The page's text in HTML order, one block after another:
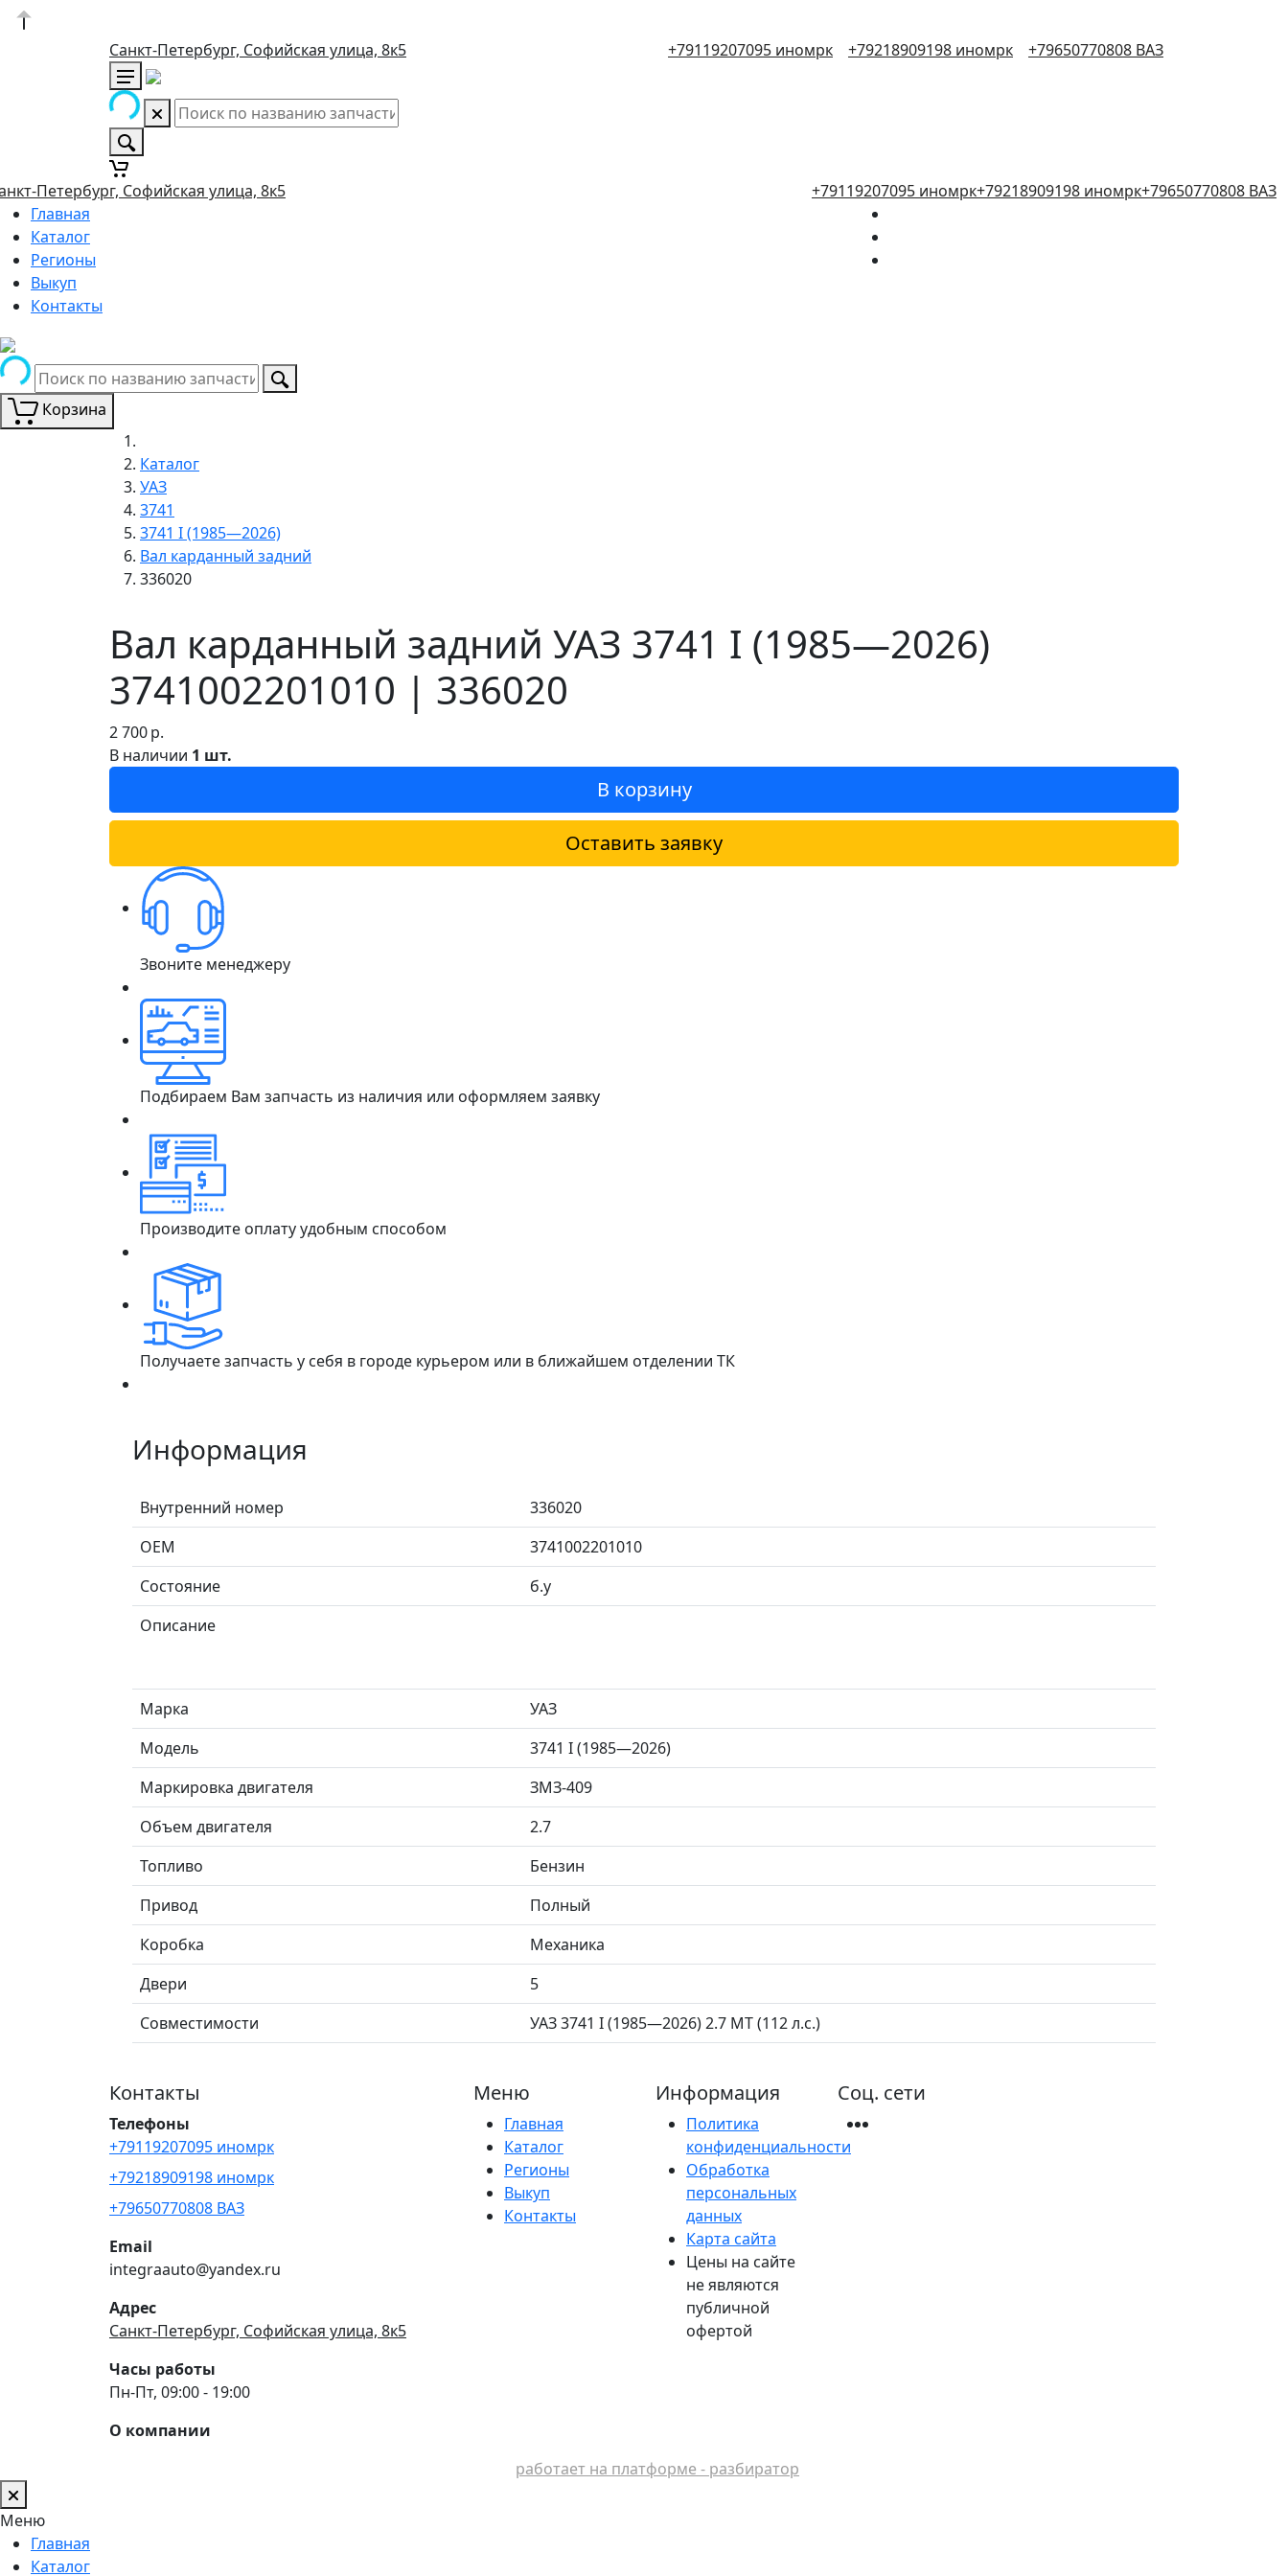
Санкт-Петербург, Софийская улица, 8к5 +79119207095 иномрк +79218909198 иномрк +79650770808 ВАЗ
Петербург, Софийская улица, 8к5 +79119207095 иномрк+79218909198 иномрк+79650770808 ВАЗ
Главная
Каталог
Регионы
Выкуп
Контакты
Корзина
Каталог
УАЗ
3741
3741 I (1985—2026)
Вал карданный задний
336020
Вал карданный задний УАЗ 3741 I (1985—2026)
3741002201010 | 336020
2 700р.
В наличии 1 шт.
В корзину
Оставить заявку
Звоните менеджеру
Подбираем Вам запчасть из наличия или оформляем заявку
Производите оплату удобным способом
Получаете запчасть у себя в городе курьером или в ближайшем отделении ТК
Информация
Внутренний номер
336020
ОЕМ
3741002201010
Состояние
б.у
Описание
Марка
УАЗ
Модель
3741 I (1985—2026)
Маркировка двигателя
ЗМЗ-409
Объем двигателя
2.7
Топливо
Бензин
Привод
Полный
Коробка
Механика
Двери
5
Совместимости
УАЗ 3741 I (1985—2026) 2.7 MT (112 л.с.)
Контакты
Телефоны
+79119207095 иномрк
+79218909198 иномрк
+79650770808 ВАЗ
Email
integraauto@yandex.ru
Адрес
Санкт-Петербург, Софийская улица, 8к5
Часы работы
Пн-Пт, 09:00 - 19:00
О компании
Меню
Главная
Каталог
Регионы
Выкуп
Контакты
Информация
Политика
конфиденциальности
Обработка
персональных
данных
Карта сайта
Цены на сайте
не являются
публичной
офертой
Соц. сети
работает на платформе - разбиратор
Меню
Главная
Каталог